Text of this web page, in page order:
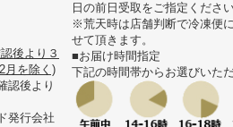
後より３
月を除く)
認後より
発行会社
日の前日受取をご指定ください
※荒天時は店舗判断で冷凍便
せて頂きます。
■お届け時間指定
下記の時間帯からお選びいた